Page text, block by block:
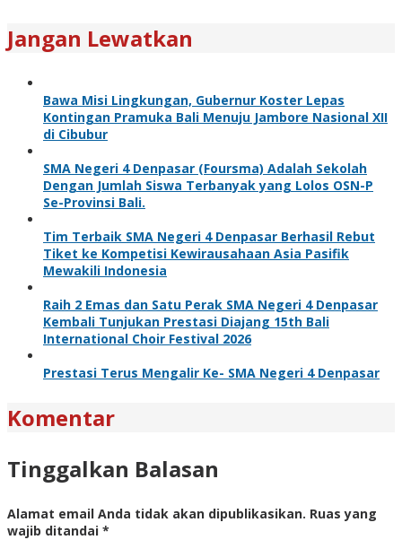
Jangan Lewatkan
Bawa Misi Lingkungan, Gubernur Koster Lepas
Kontingan Pramuka Bali Menuju Jambore Nasional XII
di Cibubur
SMA Negeri 4 Denpasar (Foursma) Adalah Sekolah
Dengan Jumlah Siswa Terbanyak yang Lolos OSN-P
Se-Provinsi Bali.
Tim Terbaik SMA Negeri 4 Denpasar Berhasil Rebut
Tiket ke Kompetisi Kewirausahaan Asia Pasifik
Mewakili Indonesia
Raih 2 Emas dan Satu Perak SMA Negeri 4 Denpasar
Kembali Tunjukan Prestasi Diajang 15th Bali
International Choir Festival 2026
Prestasi Terus Mengalir Ke- SMA Negeri 4 Denpasar
Komentar
Tinggalkan Balasan
Alamat email Anda tidak akan dipublikasikan. Ruas yang
wajib ditandai *